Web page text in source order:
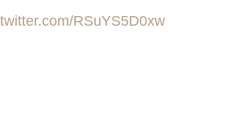
RSuYS5D0xw